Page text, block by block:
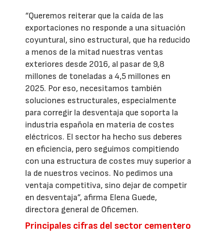
“Queremos reiterar que la caída de las
exportaciones no responde a una situación
coyuntural, sino estructural, que ha reducido
a menos de la mitad nuestras ventas
exteriores desde 2016, al pasar de 9,8
millones de toneladas a 4,5 millones en
2025. Por eso, necesitamos también
soluciones estructurales, especialmente
para corregir la desventaja que soporta la
industria española en materia de costes
eléctricos. El sector ha hecho sus deberes
en eficiencia, pero seguimos compitiendo
con una estructura de costes muy superior a
la de nuestros vecinos. No pedimos una
ventaja competitiva, sino dejar de competir
en desventaja”, afirma Elena Guede,
directora general de Oficemen.
Principales cifras del sector cementero